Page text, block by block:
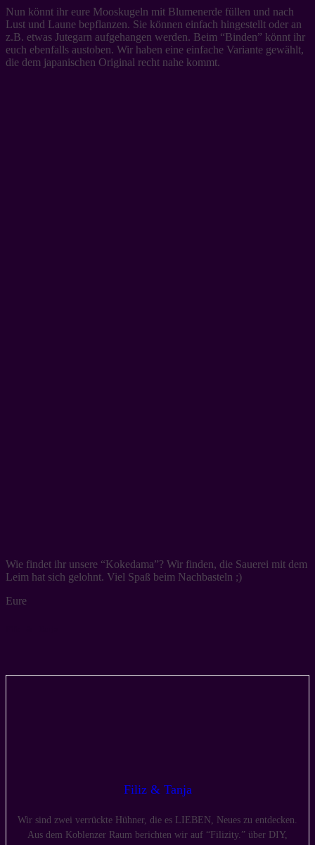
Nun könnt ihr eure Mooskugeln mit Blumenerde füllen und nach
Lust und Laune bepflanzen. Sie können einfach hingestellt oder an
z.B. etwas Jutegarn aufgehangen werden. Beim “Binden” könnt ihr
euch ebenfalls austoben. Wir haben eine einfache Variante gewählt,
die dem japanischen Original recht nahe kommt.
Wie findet ihr unsere “Kokedama”? Wir finden, die Sauerei mit dem
Leim hat sich gelohnt. Viel Spaß beim Nachbasteln ;)
Eure
Filiz & Tanja
Wir sind zwei verrückte Hühner, die es LIEBEN, Neues zu entdecken.
Aus dem Koblenzer Raum berichten wir auf “Filizity.” über DIY,